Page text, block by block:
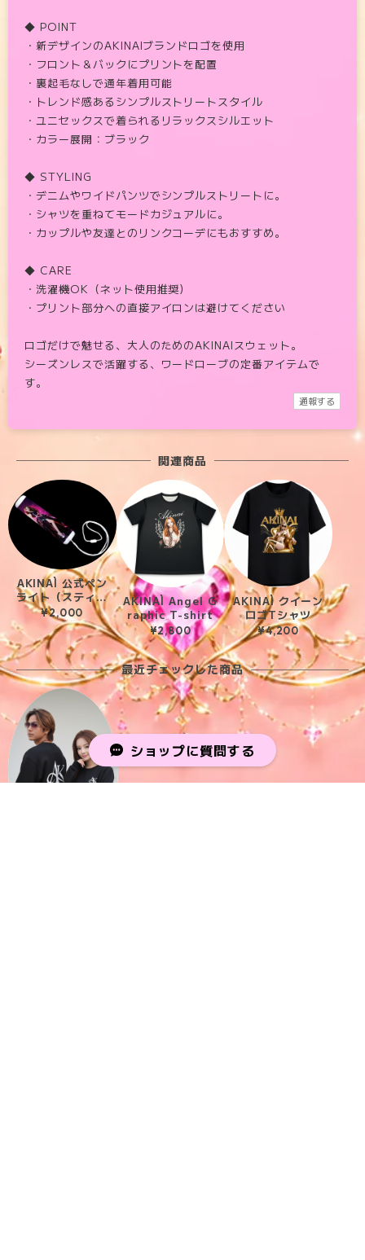
◆ POINT
・新デザインのAKINAIブランドロゴを使用
・フロント＆バックにプリントを配置
・裏起毛なしで通年着用可能
・トレンド感あるシンプルストリートスタイル
・ユニセックスで着られるリラックスシルエット
・カラー展開：ブラック
◆ STYLING
・デニムやワイドパンツでシンプルストリートに。
・シャツを重ねてモードカジュアルに。
・カップルや友達とのリンクコーデにもおすすめ。
◆ CARE
・洗濯機OK（ネット使用推奨）
・プリント部分への直接アイロンは避けてください
ロゴだけで魅せる、大人のためのAKINAIスウェット。
シーズンレスで活躍する、ワードローブの定番アイテムで
す。
通報する
関連商品
AKINAÌ 公式ペン
ライト（スティッ
クタイプ）
¥2,000
AKINAÌ Angel G
raphic T-shirt
¥2,800
AKINAÌ クイーン
ロゴTシャツ
¥4,200
最近チェックした商品
ショップに質問する